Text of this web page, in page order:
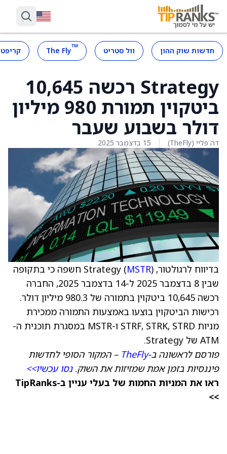
חדשות שוק ההון וול סטריט ™
The Fly
Strategy רכשה 10,645
ביטקוין תמורת 980 מיליון
דולר בשבוע שעבר
דה פליי (TheFly) 15 בדצמבר 2025
בדיווח לרגולטור, Strategy ( MSTR
) חשפה כי בתקופה
שבין 8 בדצמבר 2025 ל-14 בדצמבר 2025, החברה
רכשה 10,645 ביטקוין בתמורה של 980.3 מיליון דולר.
רכישות הביטקוין בוצעו באמצעות התמורה ממכירת
מניות STRF, STRK, STRD ו-MSTR במסגרת תוכנית ה-
ATM של Strategy.
פורסם לראשונה ב-TheFly – המקור הסופי לחדשות
פיננסיות בזמן אמת שמזיזות את השוק.נסו עכשיו>>
ראו את המניות החמות של בעלי עניין ב-TipRanks
>>